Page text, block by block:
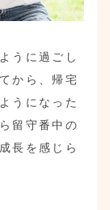
うに過ごし
から、帰宅
うになった
留守番中の
長を感じら